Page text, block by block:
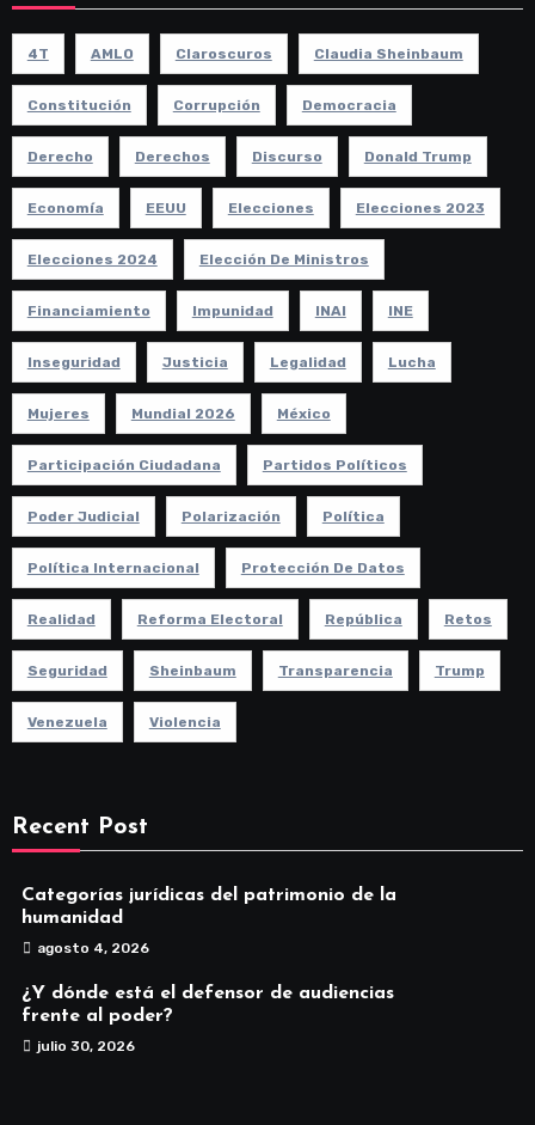
4T AMLO Claroscuros Claudia Sheinbaum
Constitución Corrupción Democracia
Derecho Derechos Discurso Donald Trump
Economía EEUU Elecciones Elecciones 2023
Elecciones 2024 Elección De Ministros
Financiamiento Impunidad INAI INE
Inseguridad Justicia Legalidad Lucha
Mujeres Mundial 2026 México
Participación Ciudadana Partidos Políticos
Poder Judicial Polarización Política
Política Internacional Protección De Datos
Realidad Reforma Electoral República Retos
Seguridad Sheinbaum Transparencia Trump
Venezuela Violencia
Recent Post
Categorías jurídicas del patrimonio de la
humanidad
agosto 4, 2026
¿Y dónde está el defensor de audiencias
frente al poder?
julio 30, 2026